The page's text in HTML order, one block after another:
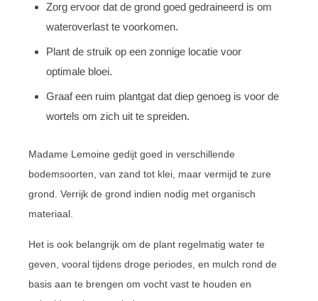
Zorg ervoor dat de grond goed gedraineerd is om
wateroverlast te voorkomen.
Plant de struik op een zonnige locatie voor
optimale bloei.
Graaf een ruim plantgat dat diep genoeg is voor de
wortels om zich uit te spreiden.
Madame Lemoine gedijt goed in verschillende
bodemsoorten, van zand tot klei, maar vermijd te zure
grond. Verrijk de grond indien nodig met organisch
materiaal.
Het is ook belangrijk om de plant regelmatig water te
geven, vooral tijdens droge periodes, en mulch rond de
basis aan te brengen om vocht vast te houden en